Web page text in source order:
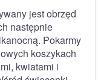
jest obrzęd
następnie
Pokarmy
koszykach
kwiatami i